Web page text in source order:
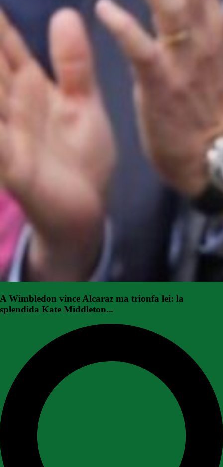
A Wimbledon vince Alcaraz ma trionfa lei: la
splendida Kate Middleton...